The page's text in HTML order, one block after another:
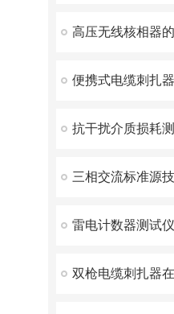
便携式电缆刺扎
三相交流标准源
雷电计数器测试